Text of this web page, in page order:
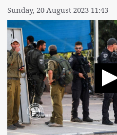
Sunday, 20 August 2023 11:43